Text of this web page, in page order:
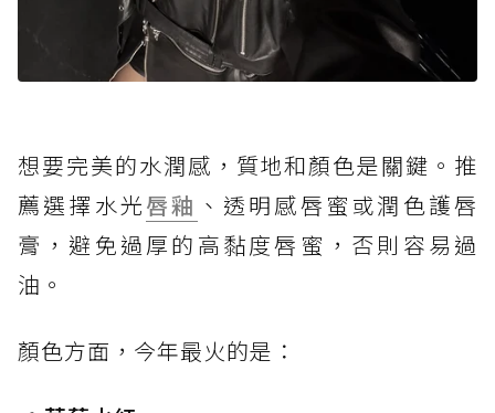
想要完美的水潤感，質地和顏色是關鍵。推
薦選擇水光唇釉 、透明感唇蜜或潤色護唇
膏，避免過厚的高黏度唇蜜，否則容易過
油。
顏色方面，今年最火的是：